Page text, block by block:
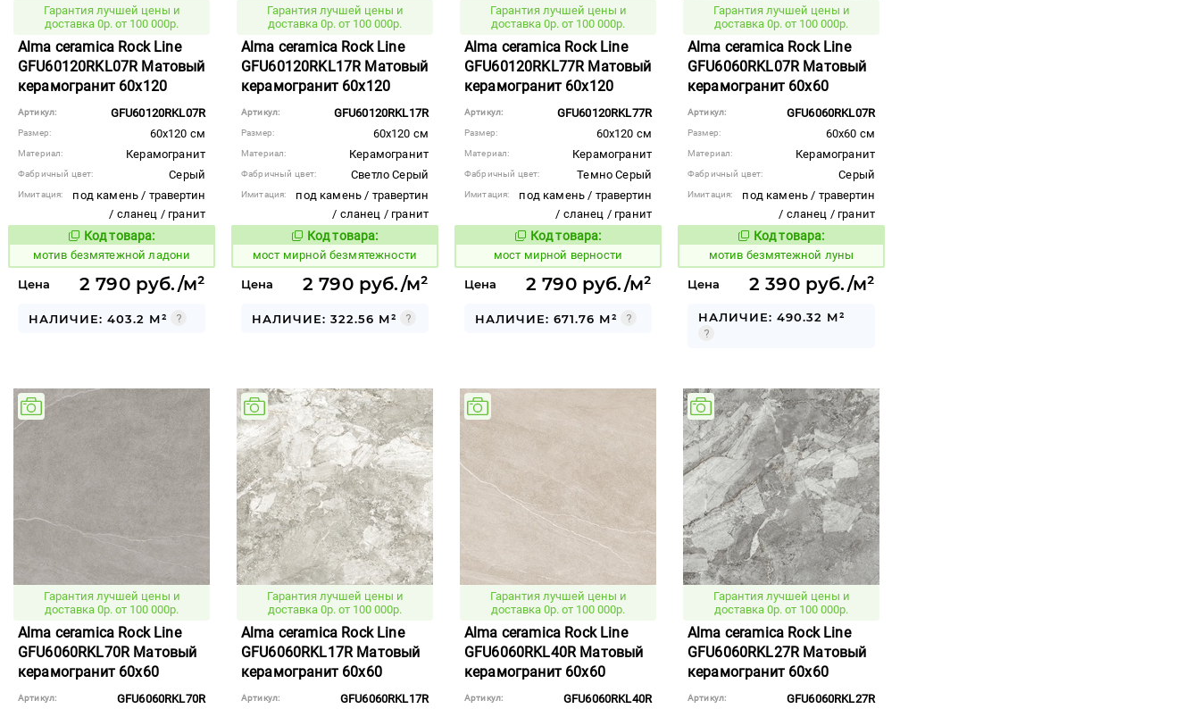
Гарантия лучшей цены и
доставка 0р. от 100 000р.
Alma ceramica Rock Line
GFU60120RKL07R Матовый
керамогранит 60x120
Артикул: GFU60120RKL07R
Размер: 60x120 см
Материал: Керамогранит
Фабричный цвет: Серый
Имитация:
под камень / травертин
/ сланец / гранит
Код товара:
1031792Код товара:
мотив безмятежной ладони
Цена 2 790 руб./м²
НАЛИЧИЕ: 403.2 М²
Гарантия лучшей цены и
доставка 0р. от 100 000р.
Alma ceramica Rock Line
GFU60120RKL17R Матовый
керамогранит 60x120
Артикул: GFU60120RKL17R
Размер: 60x120 см
Материал: Керамогранит
Фабричный цвет: Светло Серый
Имитация:
под камень / травертин
/ сланец / гранит
Код товара:
1022754Код товара:
мост мирной безмятежности
Цена 2 790 руб./м²
НАЛИЧИЕ: 322.56 М²
Гарантия лучшей цены и
доставка 0р. от 100 000р.
Alma ceramica Rock Line
GFU60120RKL77R Матовый
керамогранит 60x120
Артикул: GFU60120RKL77R
Размер: 60x120 см
Материал: Керамогранит
Фабричный цвет: Темно Серый
Имитация:
под камень / травертин
/ сланец / гранит
Код товара:
1022756Код товара:
мост мирной верности
Цена 2 790 руб./м²
НАЛИЧИЕ: 671.76 М²
Гарантия лучшей цены и
доставка 0р. от 100 000р.
Alma ceramica Rock Line
GFU6060RKL07R Матовый
керамогранит 60x60
Артикул: GFU6060RKL07R
Размер: 60x60 см
Материал: Керамогранит
Фабричный цвет: Серый
Имитация:
под камень / травертин
/ сланец / гранит
Код товара:
1031795Код товара:
мотив безмятежной луны
Цена 2 390 руб./м²
НАЛИЧИЕ: 490.32 М²
Гарантия лучшей цены и
доставка 0р. от 100 000р.
Alma ceramica Rock Line
GFU6060RKL70R Матовый
керамогранит 60x60
Артикул: GFU6060RKL70R
Гарантия лучшей цены и
доставка 0р. от 100 000р.
Alma ceramica Rock Line
GFU6060RKL17R Матовый
керамогранит 60x60
Артикул: GFU6060RKL17R
Гарантия лучшей цены и
доставка 0р. от 100 000р.
Alma ceramica Rock Line
GFU6060RKL40R Матовый
керамогранит 60x60
Артикул: GFU6060RKL40R
Гарантия лучшей цены и
доставка 0р. от 100 000р.
Alma ceramica Rock Line
GFU6060RKL27R Матовый
керамогранит 60x60
Артикул: GFU6060RKL27R